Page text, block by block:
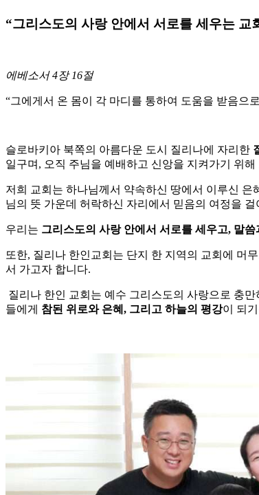
“그리스도의 사랑 안에서 서로를 세우는 교
에베소서 4장 16절
“그에게서 온 몸이 각 마디를 통하여 도움을 받음으
슬로바키아 북쪽의 아름다운 도시 질리나에 자리한
일구며, 오직 주님을 예배하고 신앙을 지켜가기 위
저희 교회는 하나님께서 약속하신 땅에서 이루신
님의 뜻 가운데 허락하신 자리에서 믿음의 여정을
우리는 그리스도의 사랑 안에서 서로를 세우고, 말씀
또한, 질리나 한인교회는 단지 한 지역의 교회에 머
서 가고자 합니다.
질리나 한인 교회는 예수 그리스도의 사랑으로 충
들에게 참된 위로와 은혜, 그리고 하늘의 평강이 되